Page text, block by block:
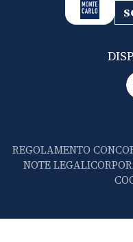
REGOLAMENTO
NOTE LEGALI